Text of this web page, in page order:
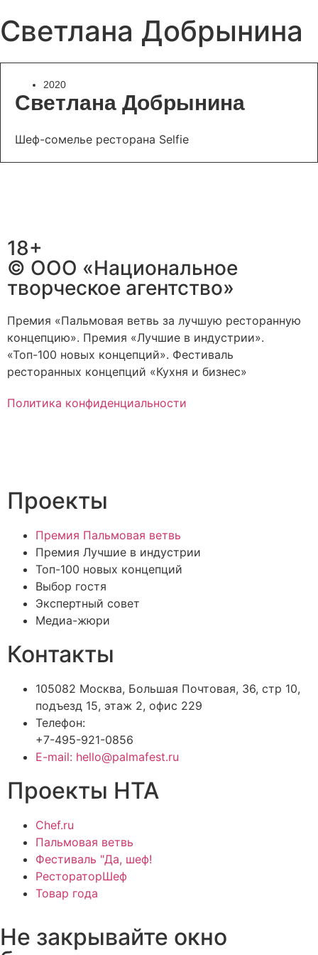
Светлана Добрынина
2020
Светлана Добрынина
Шеф-сомелье ресторана Selfie
18+
© ООО «Национальное
творческое агентство»
Премия «Пальмовая ветвь за лучшую ресторанную
концепцию». Премия «Лучшие в индустрии».
«Топ-100 новых концепций». Фестиваль
ресторанных концепций «Кухня и бизнес»
Политика конфиденциальности
Проекты
Премия Пальмовая ветвь
Премия Лучшие в индустрии
Топ-100 новых концепций
Выбор гостя
Экспертный совет
Медиа-жюри
Контакты
105082 Москва, Большая Почтовая, 36, стр 10,
подъезд 15, этаж 2, офис 229
Телефон:
+7-495-921-0856
E-mail: hello@palmafest.ru
Проекты НТА
Chef.ru
Пальмовая ветвь
Фестиваль "Да, шеф!
РестораторШеф
Товар года
Не закрывайте окно